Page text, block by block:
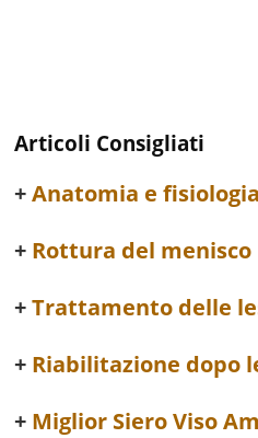
Articoli Consigliati
Anatomia e
Rottura del menisco
Trattamento delle
Riabilitazione dopo
Miglior Siero Viso